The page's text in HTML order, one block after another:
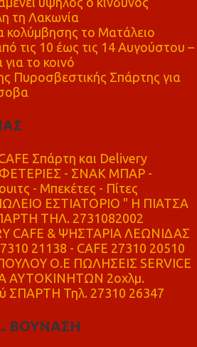
τη Λακωνία
κολύμβησης το Ματάλειο
τις 10 έως τις 14 Αυγούστου –
για το κοινό
Πυροσβεστικής Σπάρτης για
Σπάρτη και Delivery
- ΣΝΑΚ ΜΠΑΡ -
- Μπεκέτες - Πίτες
ΕΣΤΙΑΤΟΡΙΟ " Η ΠΙΑΤΣΑ
ΤΗΛ. 2731082002
CAFE & ΨΗΣΤΑΡΙΑ ΛΕΩΝΙΔΑΣ
21138 - CAFE 27310 20510
Ο.Ε ΠΩΛΗΣΕΙΣ SERVICE
ΑΥΤΟΚΙΝΗΤΩΝ 2οχλμ.
ΣΠΑΡΤΗ Τηλ. 27310 26347
ΒΟΥΝΑΣΗ